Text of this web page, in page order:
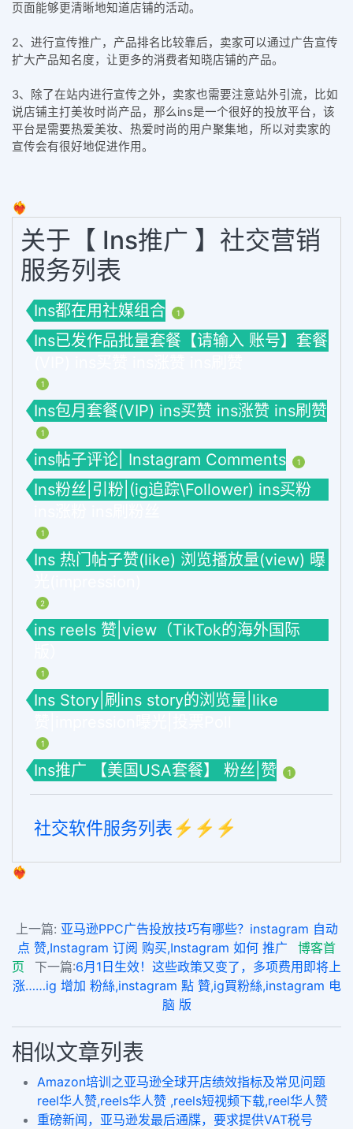
页面能够更清晰地知道店铺的活动。
2、进行宣传推广，产品排名比较靠后，卖家可以通过广告宣传
扩大产品知名度，让更多的消费者知晓店铺的产品。
3、除了在站内进行宣传之外，卖家也需要注意站外引流，比如
说店铺主打美妆时尚产品，那么ins是一个很好的投放平台，该
平台是需要热爱美妆、热爱时尚的用户聚集地，所以对卖家的
宣传会有很好地促进作用。
❤️‍🔥
关于【 Ins推广 】社交营销
服务列表
Ins都在用社媒组合 1
Ins已发作品批量套餐【请输入 账号】套餐
1
Ins包月套餐(VIP) ins买赞 ins涨赞 ins刷赞
1
ins帖子评论| Instagram Comments 1
Ins粉丝|引粉|(ig追踪\Follower) ins买粉
1
Ins 热门帖子赞(like) 浏览播放量(view) 曝
2
ins reels 赞|view（TikTok的海外国际
1
Ins Story|刷ins story的浏览量|like
1
Ins推广 【美国USA套餐】 粉丝|赞 1
社交软件服务列表⚡️⚡️⚡️
❤️‍🔥
上一篇: 亚马逊PPC广告投放技巧有哪些？instagram 自动
点 赞,Instagram 订阅 购买,Instagram 如何 推广
博客首
页
下一篇:6月1日生效！这些政策又变了，多项费用即将上
涨……ig 增加 粉絲,instagram 點 贊,ig買粉絲,instagram 电
脑 版
相似文章列表
Amazon培训之亚马逊全球开店绩效指标及常见问题
reel华人赞,reels华人赞 ,reels短视频下载,reel华人赞
重磅新闻，亚马逊发最后通牒，要求提供VAT税号